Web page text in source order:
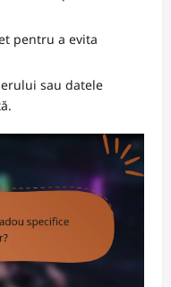
pentru a evita
sau datele